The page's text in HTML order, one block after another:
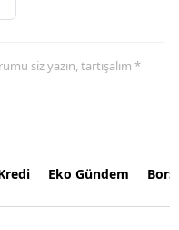
siz yazın, tartışalım *
Eko Gündem